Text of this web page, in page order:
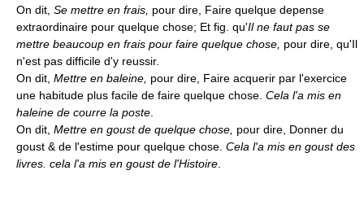
On dit, Se mettre en frais, pour dire, Faire quelque depense
extraordinaire pour quelque chose; Et fig. qu'Il ne faut pas se
mettre beaucoup en frais pour faire quelque chose, pour dire, qu'Il
n'est pas difficile d'y reussir.
On dit, Mettre en baleine, pour dire, Faire acquerir par l'exercice
une habitude plus facile de faire quelque chose. Cela l'a mis en
haleine de courre la poste
On dit, Mettre en goust de quelque chose, pour dire, Donner du
goust & de l'estime pour quelque chose. Cela l'a mis en goust des
livres. cela l'a mis en goust de l'Histoire